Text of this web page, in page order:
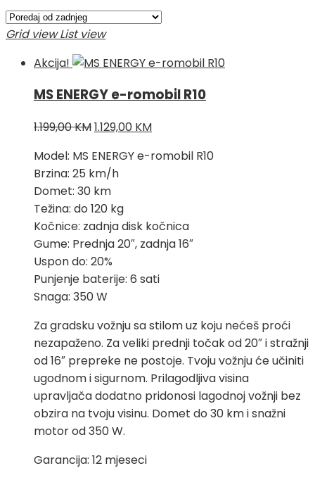
Grid view List view
Akcija!
MS ENERGY e-romobil R10
1.199,00KMIzvorna
bila
je:
1.199,00 KM.
1.129,00 KMTrenutna
je:
Model: MS ENERGY e-romobil R10
Brzina: 25 km/h
Domet: 30 km
Težina: do 120 kg
Kočnice: zadnja disk kočnica
Gume: Prednja 20″, zadnja 16″
Uspon do: 20%
Punjenje baterije: 6 sati
Snaga: 350 W
Za gradsku vožnju sa stilom uz koju nećeš proći
nezapaženo. Za veliki prednji točak od 20″ i stražnji
od 16″ prepreke ne postoje. Tvoju vožnju će učiniti
ugodnom i sigurnom. Prilagodljiva visina
upravljača dodatno pridonosi lagodnoj vožnji bez
obzira na tvoju visinu. Domet do 30 km i snažni
motor od 350 W.
Garancija: 12 mjeseci